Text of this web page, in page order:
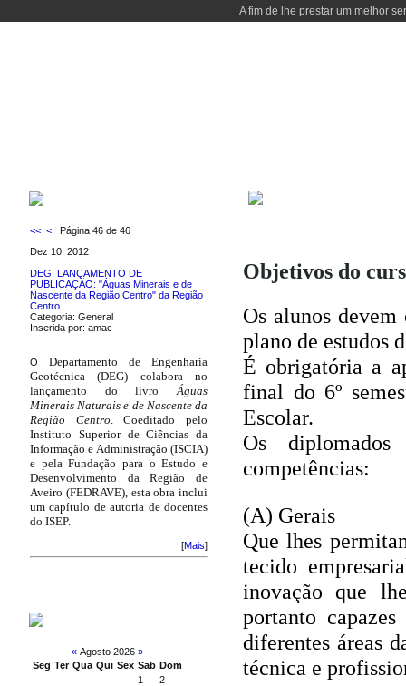
A fim de lhe prestar um melhor
<< <
Página 46 de 46
Dez 10, 2012
DEG: LANÇAMENTO DE
PUBLICAÇÃO: "Águas Minerais e de
Nascente da Região Centro" da Região
Centro
Categoria: General
Inserida por: amac
O
Departamento de Engenharia
Geotécnica (DEG) colabora no
lançamento do livroÁguas
Minerais Naturais e de Nascente da
Região Centro. Coeditado pelo
Instituto Superior de Ciências da
Informação e Administração (ISCIA)
e pela Fundação para o Estudo e
Desenvolvimento da Região de
Aveiro (FEDRAVE), esta obra inclui
um capítulo de autoria de docentes
do ISEP.
[Mais]
« Agosto 2026 »
Seg Ter Qua Qui Sex Sab Dom
1
2
Objetivos do
Os alunos
plano de estudos
É obrigatória a
final do 6º
Escolar.
Os
competências:
(A) Gerais
Que lhes
tecido
inovação que
portanto
diferentes áreas
técnica e